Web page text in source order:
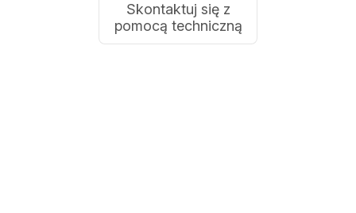
Skontaktuj się z
pomocą techniczną